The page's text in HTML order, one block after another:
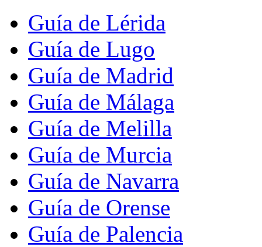
Guía de Lérida
Guía de Lugo
Guía de Madrid
Guía de Málaga
Guía de Melilla
Guía de Murcia
Guía de Navarra
Guía de Orense
Guía de Palencia